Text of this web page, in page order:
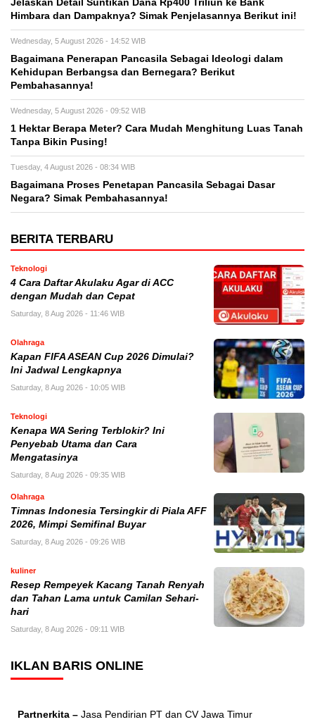
Jelaskan Detail Suntikan Dana Rp400 Triliun ke Bank
Himbara dan Dampaknya? Simak Penjelasannya Berikut ini!
Wednesday, 5 August 2026 - 14:52 WIB
Bagaimana Penerapan Pancasila Sebagai Ideologi dalam
Kehidupan Berbangsa dan Bernegara? Berikut
Pembahasannya!
Wednesday, 5 August 2026 - 09:52 WIB
1 Hektar Berapa Meter? Cara Mudah Menghitung Luas Tanah
Tanpa Bikin Pusing!
Tuesday, 4 August 2026 - 08:34 WIB
Bagaimana Proses Penetapan Pancasila Sebagai Dasar
Negara? Simak Pembahasannya!
BERITA TERBARU
Teknologi
4 Cara Daftar Akulaku Agar di ACC
dengan Mudah dan Cepat
Saturday, 8 Aug 2026 - 11:46 WIB
Olahraga
Kapan FIFA ASEAN Cup 2026 Dimulai?
Ini Jadwal Lengkapnya
Saturday, 8 Aug 2026 - 10:05 WIB
Teknologi
Kenapa WA Sering Terblokir? Ini
Penyebab Utama dan Cara
Mengatasinya
Saturday, 8 Aug 2026 - 09:35 WIB
Olahraga
Timnas Indonesia Tersingkir di Piala AFF
2026, Mimpi Semifinal Buyar
Saturday, 8 Aug 2026 - 09:26 WIB
kuliner
Resep Rempeyek Kacang Tanah Renyah
dan Tahan Lama untuk Camilan Sehari-
hari
Saturday, 8 Aug 2026 - 09:11 WIB
IKLAN BARIS ONLINE
Partnerkita – Jasa Pendirian PT dan CV Jawa Timur